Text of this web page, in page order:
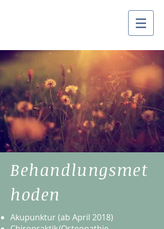
Behandlungsmet
hoden
Akupunktur (ab April 2018)